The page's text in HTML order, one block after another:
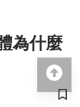
儲
回